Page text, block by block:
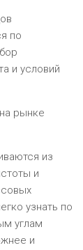
по
и условий
рынке
из
и
узнать по
углам
и